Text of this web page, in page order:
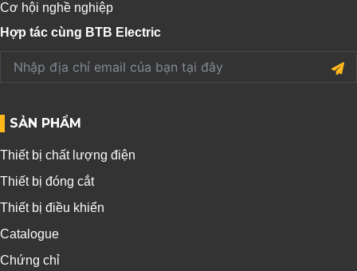
Cơ hội nghề nghiệp
Hợp tác cùng BTB Electric
SẢN PHẨM
Thiết bị chất lượng điện
Thiết bị đóng cắt
Thiết bị điều khiển
Catalogue
Chứng chỉ